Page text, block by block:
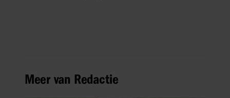
Meer van Redactie